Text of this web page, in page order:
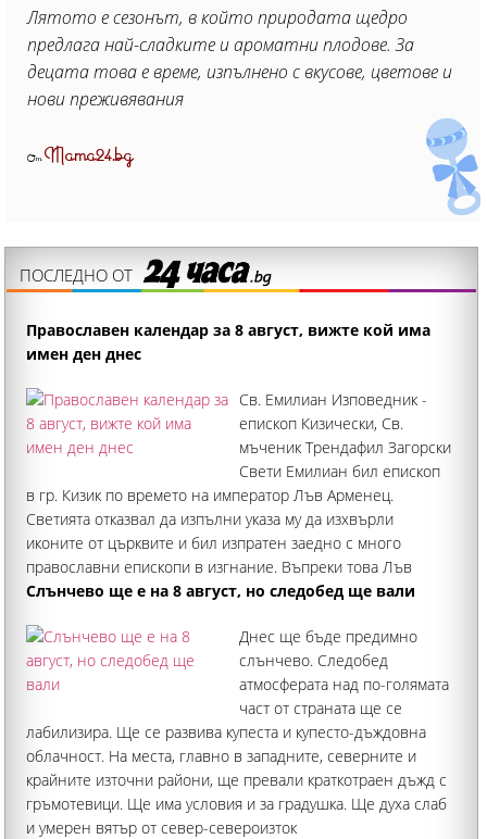
Лятото е сезонът, в който природата щедро
предлага най-сладките и ароматни плодове. За
децата това е време, изпълнено с вкусове, цветове и
нови преживявания
ОтMama24.bg
ПОСЛЕДНО ОТ
Православен календар за 8 август, вижте кой има
имен ден днес
Св. Емилиан Изповедник -
епископ Кизически, Св.
мъченик Трендафил Загорски
Свети Емилиан бил епископ
в гр. Кизик по времето на император Лъв Арменец.
Светията отказвал да изпълни указа му да изхвърли
иконите от църквите и бил изпратен заедно с много
православни епископи в изгнание. Въпреки това Лъв
Арменец настоявал той публично да порицае
Слънчево ще е на 8 август, но следобед ще вали
Днес ще бъде предимно
слънчево. Следобед
атмосферата над по-голямата
част от страната ще се
лабилизира. Ще се развива купеста и купесто-дъждовна
облачност. На места, главно в западните, северните и
крайните източни райони, ще превали краткотраен дъжд с
гръмотевици. Ще има условия и за градушка. Ще духа слаб
и умерен вятър от север-североизток